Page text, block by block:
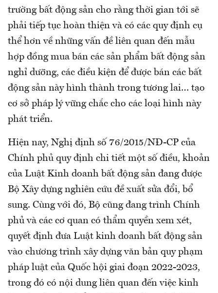
trường bất động sản cho rằng thời gian tới sẽ
phải tiếp tục hoàn thiện và có các quy định cụ
thể hơn về những vấn đề liên quan đến mẫu
hợp đồng mua bán các sản phẩm bất động sản
nghỉ dưỡng, các điều kiện để được bán các bất
động sản này hình thành trong tương lai… tạo
cơ sở pháp lý vững chắc cho các loại hình này
phát triển.
Hiện nay, Nghị định số 76/2015/NĐ-CP của
Chính phủ quy định chi tiết một số điều, khoản
của Luật Kinh doanh bất động sản đang được
Bộ Xây dựng nghiên cứu đề xuất sửa đổi, bổ
sung. Cùng với đó, Bộ cũng đang trình Chính
phủ và các cơ quan có thẩm quyền xem xét,
quyết định đưa Luật kinh doanh bất động sản
vào chương trình xây dựng văn bản quy phạm
pháp luật của Quốc hội giai đoạn 2022-2023,
trong đó có nội dung liên quan đến việc kinh